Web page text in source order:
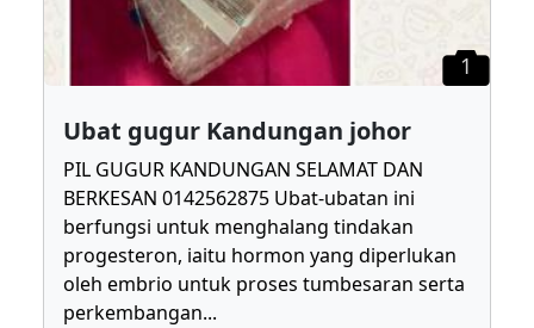
1
Ubat gugur Kandungan johor
PIL GUGUR KANDUNGAN SELAMAT DAN
BERKESAN 0142562875 Ubat-ubatan ini
berfungsi untuk menghalang tindakan
progesteron, iaitu hormon yang diperlukan
oleh embrio untuk proses tumbesaran serta
perkembangan...